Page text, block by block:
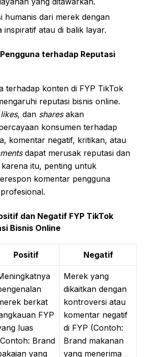
humanis dari merek dengan
inspiratif atau di balik layar.
terhadap Reputasi
terhadap konten di FYP TikTok
reputasi bisnis online.
likes, dan sharesakan
konsumen terhadap
komentar negatif, kritikan, atau
dapat merusak reputasi dan
itu, penting untuk
komentar pengguna
dan Negatif FYP TikTok
Bisnis Online
Positif Negatif
berkat
FYP
luas
Brand
yang
Merek yang
dikaitkan dengan
kontroversi atau
komentar negatif
di FYP (Contoh:
Brand makanan
yang menerima